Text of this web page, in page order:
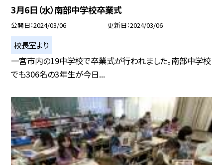
3月6日（水）南部中学校卒業式
公開日 2024/03/06 更新日 2024/03/06
校長室より
一宮市内の19中学校で卒業式が行われました。南部中学校
でも306名の3年生が今日...